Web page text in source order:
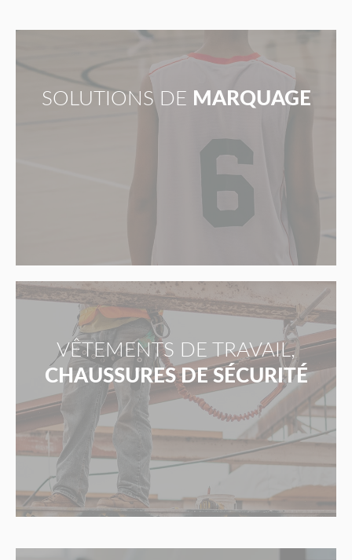
SOLUTIONS DE MARQUAGE
VÊTEMENTS DE TRAVAIL,
CHAUSSURES DE SÉCURITÉ